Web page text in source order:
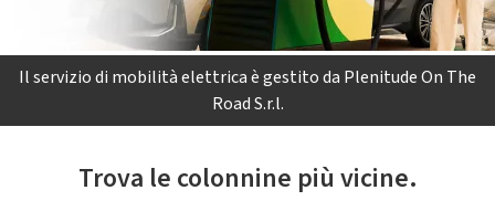
Il servizio di mobilità elettrica è gestito da Plenitude On The
Road S.r.l.
Trova le colonnine più vicine.